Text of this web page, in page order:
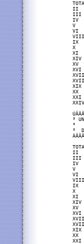
II
III
IV
V
VI
VIII
IX
X
XI
XV
XX
³
³
³
II
III
IV
V
VI
IX
X
XI
XV
XX